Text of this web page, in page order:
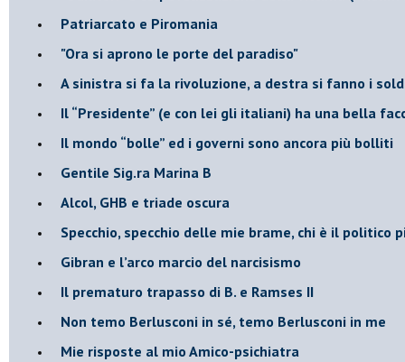
​Patriarcato e Piromania
"Ora si aprono le porte del paradiso"
​A sinistra si fa la rivoluzione, a destra si fanno i
​Il “Presidente” (e con lei gli italiani) ha una bella
​Il mondo “bolle” ed i governi sono ancora più bolliti
​Gentile Sig.ra Marina B
​Alcol, GHB e triade oscura
​Specchio, specchio delle mie brame, chi è il politico
​Gibran e l’arco marcio del narcisismo
​Il prematuro trapasso di B. e Ramses II
​Non temo Berlusconi in sé, temo Berlusconi in me
​Mie risposte al mio Amico-psichiatra